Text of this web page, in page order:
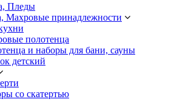
Пледы
Махровые принадлежности
полотенца
и наборы для бани, сауны
детский
со скатертью